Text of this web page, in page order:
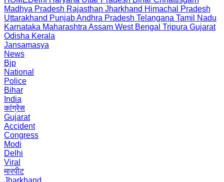
Madhya Pradesh Rajasthan Jharkhand Himachal Pradesh
Uttarakhand PunjabAndhra Pradesh Telangana Tamil Nadu
Karnataka Maharashtra Assam West Bengal Tripura Gujarat
Odisha Kerala
Jansamasya
News
Bjp
National
Police
Bihar
India
कांग्रेस
Gujarat
Accident
Congress
Modi
Delhi
Viral
मारपीट
Jharkhand